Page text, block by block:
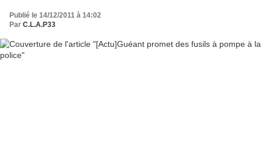
Publié le 14/12/2011 à 14:02
Par C.L.A.P33